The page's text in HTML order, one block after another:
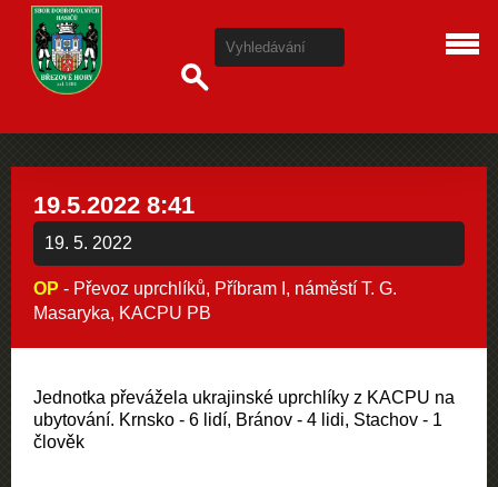
19.5.2022 8:41
19. 5. 2022
OP - Převoz uprchlíků, Příbram I, náměstí T. G.
Masaryka, KACPU PB
Jednotka převážela ukrajinské uprchlíky z KACPU na
ubytování. Krnsko - 6 lidí, Bránov - 4 lidi, Stachov - 1
člověk